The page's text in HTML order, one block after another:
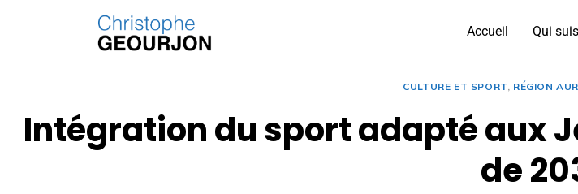
Accueil Qui
CULTURE ET SPORT, RÉGION
Intégration du sport adapté aux
de